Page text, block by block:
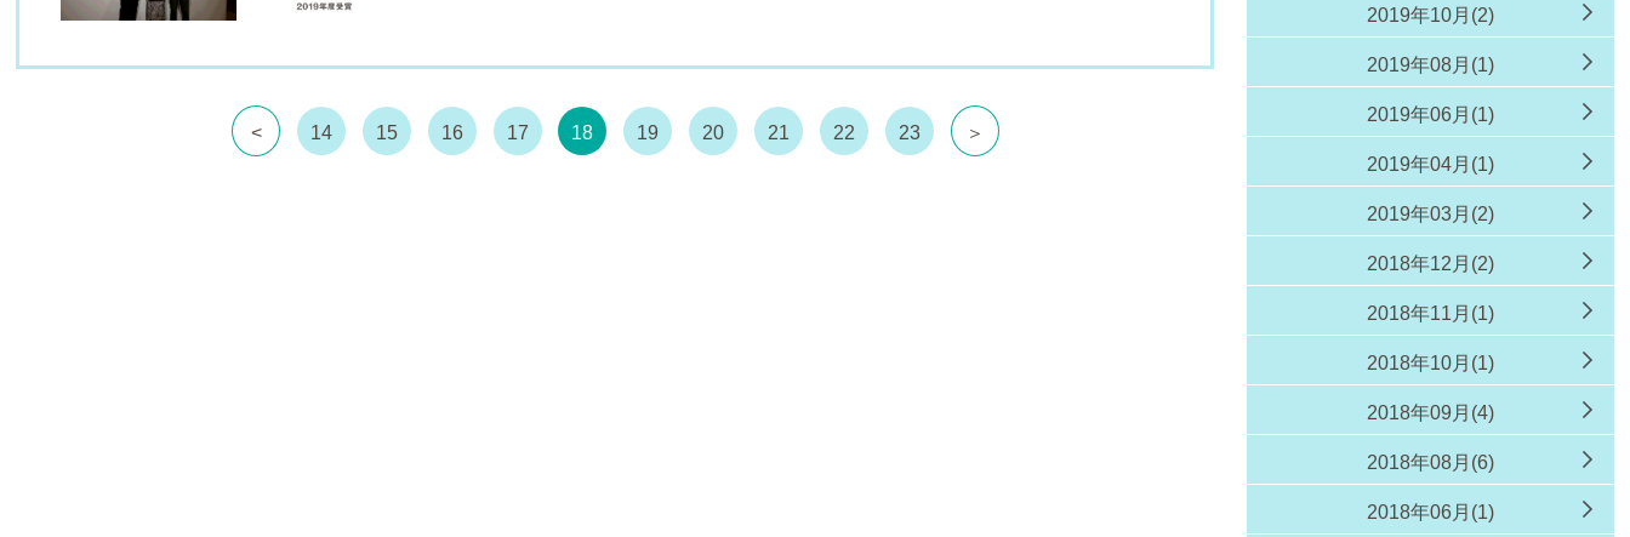
< 14 15 16 17 18 19 20 21 22 23 ＞
2019年10月(2)
2019年08月(1)
2019年06月(1)
2019年04月(1)
2019年03月(2)
2018年12月(2)
2018年11月(1)
2018年10月(1)
2018年09月(4)
2018年08月(6)
2018年06月(1)